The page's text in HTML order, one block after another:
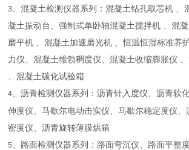
3、混凝土检测仪器系列：混凝土钻孔取芯机 、
凝土振动台、强制式单卧轴混凝土搅拌机 、混
磨平机 、混凝土加速磨光机 、恒温恒湿标准养
力仪、混凝土维勃稠度仪、混凝土收缩膨胀仪
、混凝土碳化试验箱
4、沥青检测仪器系列：沥青针入度仪、沥青软
伸度仪、马歇尔电动击实仪、马歇尔稳定度仪、
密度仪、沥青旋转薄膜烘箱
5、路面检测仪器系列：路面弯沉仪、路面平整